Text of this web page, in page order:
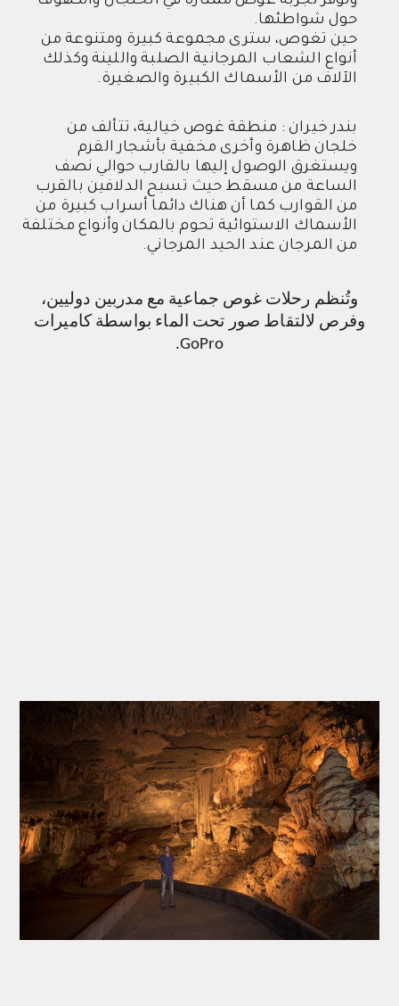
حول شواطئها.
حين تغوص، سترى مجموعة كبيرة ومتنوعة من
أنواع الشعاب المرجانية الصلبة واللينة وكذلك
الآلاف من الأسماك الكبيرة والصغيرة.
بندر خيران : منطقة غوص خيالية، تتألف من
خلجان ظاهرة وأخرى مخفية بأشجار القرم
ويستغرق الوصول إليها بالقارب حوالي نصف
الساعة من مسقط حيث تسبح الدلافين بالقرب
من القوارب كما أن هناك دائما أسراب كبيرة من
الأسماك الاستوائية تحوم بالمكان وأنواع مختلفة
من المرجان عند الحيد المرجاني.
وتُنظم رحلات غوص جماعية مع مدربين دوليين،
وفرص لالتقاط صور تحت الماء بواسطة كاميرات
GoPro
.